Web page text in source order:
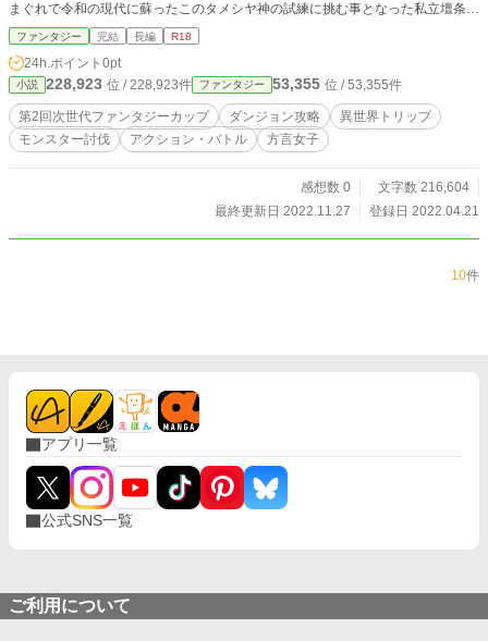
まぐれで令和の現代に蘇ったこのタメシヤ神の試練に挑む事となった私立壇条学
院高等部、オカルト研究会メンバーの高校生男女５人。果たして彼・彼女らは謎
に満ちたマヨイガの試練を乗り越え、タメシヤ様の真実にたどり着く事が出来る
のか！？ 危険と謎に満ちたダンジョン冒険譚ここに開幕！
ファンタジー 完結 長編 R18
24h.ポイント 0pt
小説 228,923 位 / 228,923件 ファンタジー 53,355 位 / 53,355件
第2回次世代ファンタジーカップ ダンジョン攻略
異世界トリップ
モンスター討伐
アクション・バトル 方言女子
感想数 0
文字数 216,604
最終更新日 2022.11.27
登録日 2022.04.21
10件
アプリ一覧
公式SNS一覧
ご利用について